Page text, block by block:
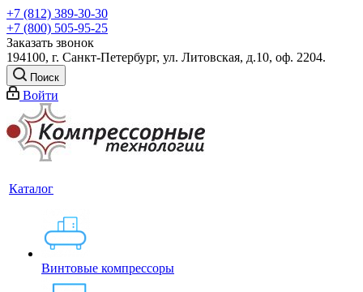
+7 (812) 389-30-30
+7 (800) 505-95-25
Заказать звонок
194100, г. Санкт-Петербург, ул. Литовская, д.10, оф. 2204.
Поиск
Войти
Каталог
Винтовые компрессоры